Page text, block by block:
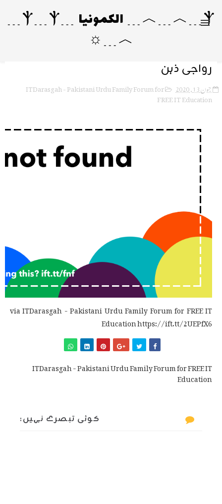
Ⲯ﹍︿﹍︿﹍ الکمونیا ﹍Ⲯ﹍Ⲯ﹍
︿﹍☼
رواجی ذہن
جون 13, 2020 ITDarasgah - Pakistani Urdu Family Forum for
FREE IT Education
via ITDarasgah - Pakistani Urdu Family Forum for FREE IT
Education https://ift.tt/2UEPfX6
ITDarasgah - Pakistani Urdu Family Forum for FREE IT
Education
کوئی تبصرے نہیں: